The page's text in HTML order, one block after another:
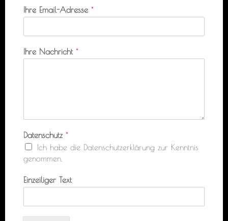
Ihre Email-Adresse *
Ihre Nachricht *
Datenschutz *
Ich habe die Datenschutzerklärung zur Kenntnis
genommen.
Einzeiliger Text